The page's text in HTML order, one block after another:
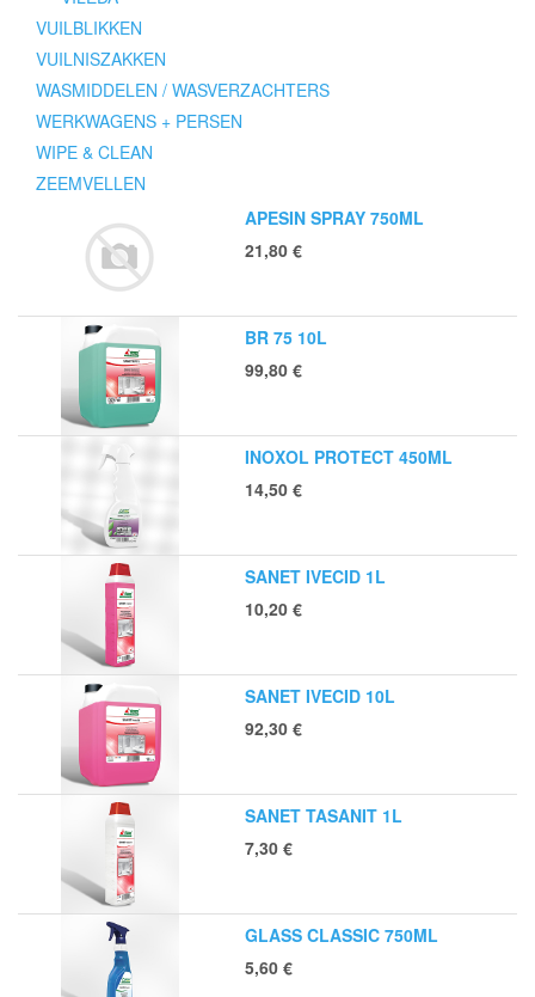
VUILBLIKKEN
VUILNISZAKKEN
WASMIDDELEN / WASVERZACHTERS
WERKWAGENS + PERSEN
WIPE & CLEAN
ZEEMVELLEN
APESIN SPRAY 750ML
21,80 €
BR 75 10L
99,80 €
INOXOL PROTECT 450ML
14,50 €
SANET IVECID 1L
10,20 €
SANET IVECID 10L
92,30 €
SANET TASANIT 1L
7,30 €
GLASS CLASSIC 750ML
5,60 €